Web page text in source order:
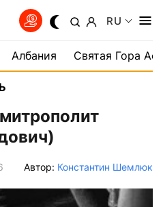
RU
Албания Святая Гора
Автор: Константин Шемлюк